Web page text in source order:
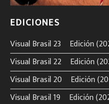
EDICIONES
Visual Brasil 23º Edición
Visual Brasil 22º Edición
Visual Brasil 20º Edición
Visual Brasil 19º Edición